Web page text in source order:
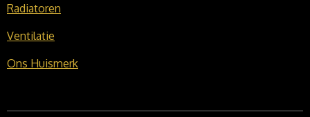
Radiatoren
Ventilatie
Ons Huismerk